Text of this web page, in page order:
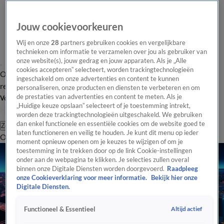
Overzicht Laatste nieuws Regionieuws Het beste van Hart
Tip de
redactie
Volg Hart van Nederland
Zoeken
OverzichtRegioUitzendingenWeerTip de redactiePanelVideo's
Jouw cookievoorkeuren
Wij en onze28 partners gebruiken cookies en vergelijkbare
technieken om informatie te verzamelen over jou als gebruiker van
onze website(s), jouw gedrag en jouw apparaten. Als je „Alle
cookies accepteren” selecteert, worden trackingtechnologieën
ingeschakeld om onze advertenties en content te kunnen
personaliseren, onze producten en diensten te verbeteren en om
de prestaties van advertenties en content te meten. Als je
„Huidige keuze opslaan” selecteert of je toestemming intrekt,
worden deze trackingtechnologieën uitgeschakeld. We gebruiken
dan enkel functionele en essentiële cookies om de website goed te
laten functioneren en veilig te houden. Je kunt dit menu op ieder
moment opnieuw openen om je keuzes te wijzigen of om je
toestemming in te trekken door op de link Cookie-instellingen
onder aan de webpagina te klikken. Je selecties zullen overal
binnen onze Digitale Diensten worden doorgevoerd. Raadpleeg
onze Cookieverklaring voor meer informatie.
Bekijk hier onze
Digitale Diensten.
Functioneel & Essentieel Altijd actief